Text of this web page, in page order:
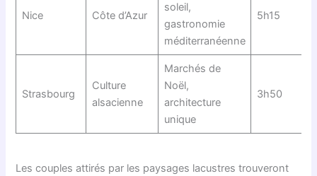
Nice Côte d’Azur
soleil,
gastronomie
méditerranéenne
5h15
Strasbourg
Culture
alsacienne
Marchés de
Noël,
architecture
unique
3h50
Les couples attirés par les paysages lacustres trouveront